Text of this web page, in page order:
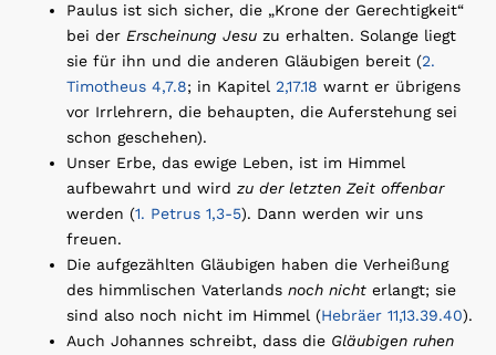
Paulus ist sich sicher, die „Krone der Gerechtigkeit“
bei der Erscheinung Jesu zu erhalten. Solange liegt
sie für ihn und die anderen Gläubigen bereit (2.
Timotheus 4,7.8; in Kapitel 2,17.18 warnt er übrigens
vor Irrlehrern, die behaupten, die Auferstehung sei
schon geschehen).
Unser Erbe, das ewige Leben, ist im Himmel
aufbewahrt und wird zu der letzten Zeit offenbar
werden (1. Petrus 1,3-5). Dann werden wir uns
freuen.
Die aufgezählten Gläubigen haben die Verheißung
des himmlischen Vaterlands noch nicht erlangt; sie
sind also noch nicht im Himmel (Hebräer 11,13.39.40).
Auch Johannes schreibt, dass die Gläubigen ruhen